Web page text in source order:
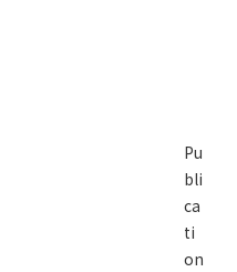
Pu
bli
ca
ti
on